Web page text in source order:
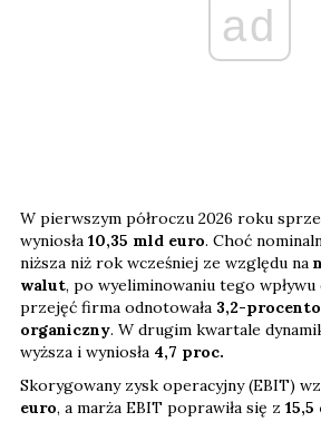
ad
W pierwszym półroczu 2026 roku
wyniosła 10,35 mld euro. Choć
niższa niż rok wcześniej ze względu na
walut, po wyeliminowaniu tego
przejęć firma odnotowała 3,2-
organiczny. W drugim kwartale
wyższa i wyniosła 4,7 proc.
Skorygowany zysk operacyjny (EBIT)
euro, a marża EBIT poprawiła się z